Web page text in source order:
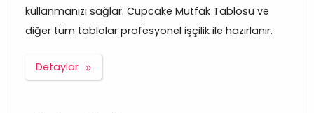
kullanmanızı sağlar. Cupcake Mutfak Tablosu ve
diğer tüm tablolar profesyonel işçilik ile hazırlanır.
Detaylar